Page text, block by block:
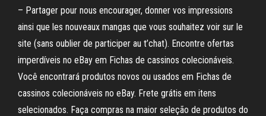
– Partager pour nous encourager, donner vos impressions
ainsi que les nouveaux mangas que vous souhaitez voir sur le
site (sans oublier de participer au t’chat). Encontre ofertas
imperdíveis no eBay em Fichas de cassinos colecionáveis.
Você encontrará produtos novos ou usados em Fichas de
cassinos colecionáveis no eBay. Frete grátis em itens
selecionados. Faça compras na maior seleção de produtos do